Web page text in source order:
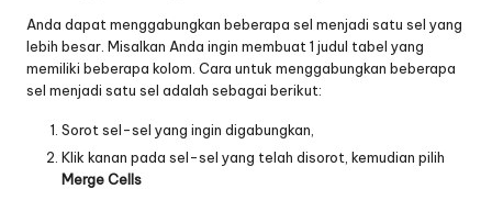
Anda dapat menggabungkan beberapa sel menjadi satu sel yang
lebih besar. Misalkan Anda ingin membuat 1 judul tabel yang
memiliki beberapa kolom. Cara untuk menggabungkan beberapa
sel menjadi satu sel adalah sebagai berikut:
Sorot sel-sel yang ingin digabungkan,
Klik kanan pada sel-sel yang telah disorot, kemudian pilih
Merge Cells